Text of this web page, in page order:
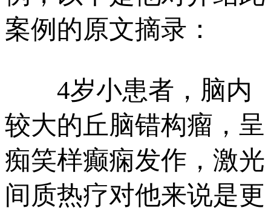
案例的原文摘录：
4岁小患者，脑内
较大的丘脑错构瘤，呈
痴笑样癫痫发作，激光
间质热疗对他来说是更